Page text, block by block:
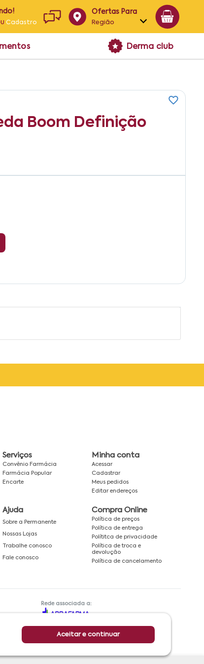
Cadastro
Ofertas Para
Região
Alagoas
Derma club
Boom Definição
Aceitar e continuar
Serviços
Convênio Farmácia
Farmácia Popular
Encarte
Minha conta
Acessar
Cadastrar
Meus pedidos
Editar endereços
Ajuda
Sobre a Permanente
Nossas Lojas
Trabalhe conosco
Fale conosco
Compra Online
Política de preços
Política de entrega
Polítitca de privacidade
Política de troca e
devolução
Política de cancelamento
Rede associada a: